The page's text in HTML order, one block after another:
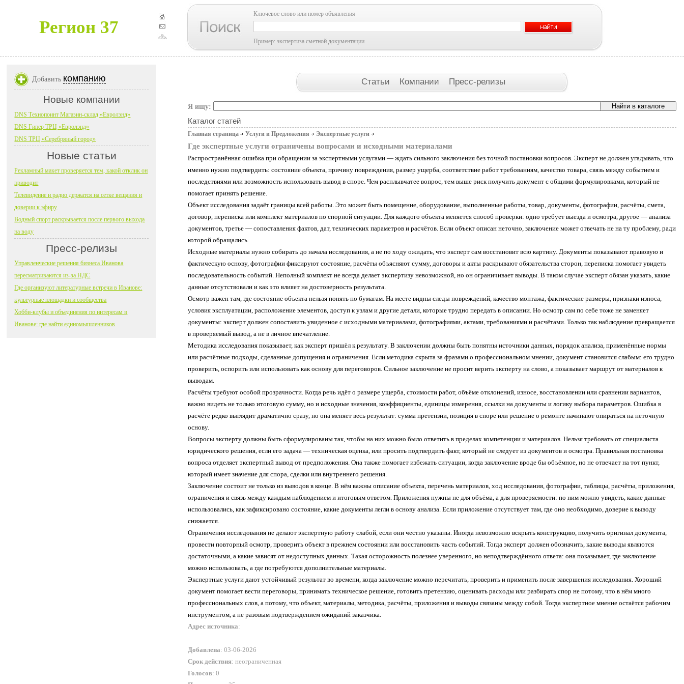
Регион 37
Ключевое слово или номер объявления
Пример: экспертиза сметной документации
Статьи Компании Пресс-релизы
Я ищу:
Каталог статей
Главная страница Услуги и Предложения Экспертные услуги
Где экспертные услуги ограничены вопросами и исходными материалами
Распространённая ошибка при обращении за экспертными услугами — ждать сильного заключения без точной постановки вопросов. Эксперт не должен угадывать, что
именно нужно подтвердить: состояние объекта, причину повреждения, размер ущерба, соответствие работ требованиям, качество товара, связь между событием и
последствиями или возможность использовать вывод в споре. Чем расплывчатее вопрос, тем выше риск получить документ с общими формулировками, который не
помогает принять решение.
Объект исследования задаёт границы всей работы. Это может быть помещение, оборудование, выполненные работы, товар, документы, фотографии, расчёты, смета,
договор, переписка или комплект материалов по спорной ситуации. Для каждого объекта меняется способ проверки: одно требует выезда и осмотра, другое — анализа
документов, третье — сопоставления фактов, дат, технических параметров и расчётов. Если объект описан неточно, заключение может отвечать не на ту проблему, ради
которой обращались.
Исходные материалы нужно собирать до начала исследования, а не по ходу ожидать, что эксперт сам восстановит всю картину. Документы показывают правовую и
фактическую основу, фотографии фиксируют состояние, расчёты объясняют сумму, договоры и акты раскрывают обязательства сторон, переписка помогает увидеть
последовательность событий. Неполный комплект не всегда делает экспертизу невозможной, но он ограничивает выводы. В таком случае эксперт обязан указать, какие
данные отсутствовали и как это влияет на достоверность результата.
Осмотр важен там, где состояние объекта нельзя понять по бумагам. На месте видны следы повреждений, качество монтажа, фактические размеры, признаки износа,
условия эксплуатации, расположение элементов, доступ к узлам и другие детали, которые трудно передать в описании. Но осмотр сам по себе тоже не заменяет
документы: эксперт должен сопоставить увиденное с исходными материалами, фотографиями, актами, требованиями и расчётами. Только так наблюдение превращается
в проверяемый вывод, а не в личное впечатление.
Методика исследования показывает, как эксперт пришёл к результату. В заключении должны быть понятны источники данных, порядок анализа, применённые нормы
или расчётные подходы, сделанные допущения и ограничения. Если методика скрыта за фразами о профессиональном мнении, документ становится слабым: его трудно
проверить, оспорить или использовать как основу для переговоров. Сильное заключение не просит верить эксперту на слово, а показывает маршрут от материалов к
выводам.
Расчёты требуют особой прозрачности. Когда речь идёт о размере ущерба, стоимости работ, объёме отклонений, износе, восстановлении или сравнении вариантов,
важно видеть не только итоговую сумму, но и исходные значения, коэффициенты, единицы измерения, ссылки на документы и логику выбора параметров. Ошибка в
расчёте редко выглядит драматично сразу, но она меняет весь результат: сумма претензии, позиция в споре или решение о ремонте начинают опираться на неточную
основу.
Вопросы эксперту должны быть сформулированы так, чтобы на них можно было ответить в пределах компетенции и материалов. Нельзя требовать от специалиста
юридического решения, если его задача — техническая оценка, или просить подтвердить факт, который не следует из документов и осмотра. Правильная постановка
вопроса отделяет экспертный вывод от предположения. Она также помогает избежать ситуации, когда заключение вроде бы объёмное, но не отвечает на тот пункт,
который имеет значение для спора, сделки или внутреннего решения.
Заключение состоит не только из выводов в конце. В нём важны описание объекта, перечень материалов, ход исследования, фотографии, таблицы, расчёты, приложения,
ограничения и связь между каждым наблюдением и итоговым ответом. Приложения нужны не для объёма, а для проверяемости: по ним можно увидеть, какие данные
использовались, как зафиксировано состояние, какие документы легли в основу анализа. Если приложение отсутствует там, где оно необходимо, доверие к выводу
снижается.
Ограничения исследования не делают экспертную работу слабой, если они честно указаны. Иногда невозможно вскрыть конструкцию, получить оригинал документа,
провести повторный осмотр, проверить объект в прежнем состоянии или восстановить часть событий. Тогда эксперт должен обозначить, какие выводы являются
достаточными, а какие зависят от недоступных данных. Такая осторожность полезнее уверенного, но неподтверждённого ответа: она показывает, где заключение
можно использовать, а где потребуются дополнительные материалы.
Экспертные услуги дают устойчивый результат во времени, когда заключение можно перечитать, проверить и применить после завершения исследования. Хороший
документ помогает вести переговоры, принимать техническое решение, готовить претензию, оценивать расходы или разбирать спор не потому, что в нём много
профессиональных слов, а потому, что объект, материалы, методика, расчёты, приложения и выводы связаны между собой. Тогда экспертное мнение остаётся рабочим
инструментом, а не разовым подтверждением ожиданий заказчика.
Адрес источника:
Добавлена: 03-06-2026
Срок действия: неограниченная
Голосов: 0
Добавить компанию
Новые компании
DNS Технопоинт Магазин-склад «Евролэнд»
DNS Гипер ТРЦ «Евролэнд»
DNS ТРЦ «Серебряный город»
Новые статьи
Рекламный макет проверяется тем, какой отклик он
приводит
Телевидение и радио держатся на сетке вещания и
доверии к эфиру
Водный спорт раскрывается после первого выхода
на воду
Пресс-релизы
Управленческие решения бизнеса Иванова
пересматриваются из-за НДС
Где организуют литературные встречи в Иванове:
культурные площадки и сообщества
Хобби-клубы и объединения по интересам в
Иванове: где найти единомышленников